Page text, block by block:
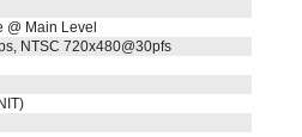
@ Main Level
NTSC 720x480@30pfs